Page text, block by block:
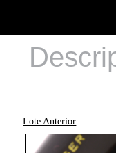
Lote Anterior